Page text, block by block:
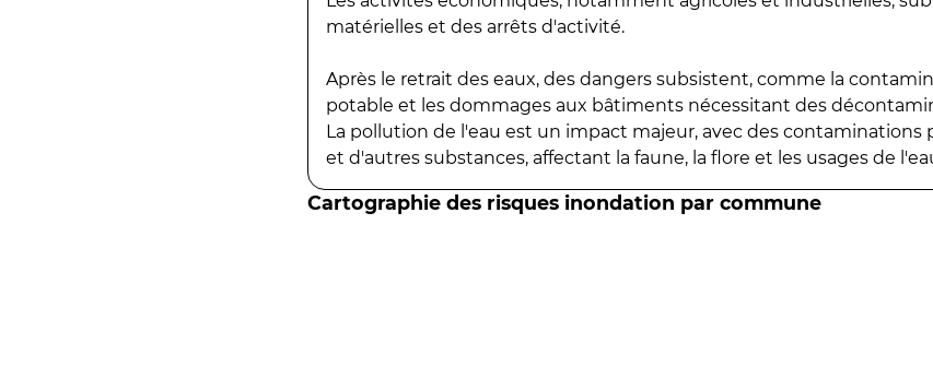
matérielles et des arrêts d'activité.
Après le retrait des eaux, des dangers subsistent, comme la
potable et les dommages aux bâtiments nécessitant des
La pollution de l'eau est un impact majeur, avec des contaminations
et d'autres substances, affectant la faune, la flore et les usages de
Cartographie des risques inondation par commune